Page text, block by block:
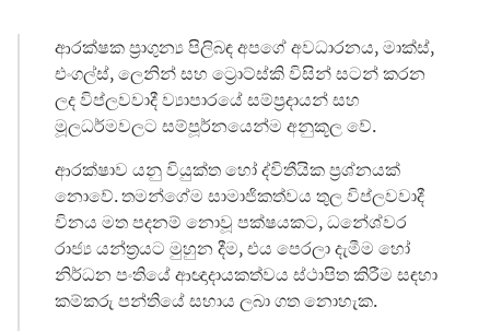
ආරක්ෂක ප්‍රාගුන්‍ය පිලිබඳ අපගේ අවධාරනය, මාක්ස්,
එංගල්ස්, ලෙනින් සහ ට්‍රොට්ස්කි විසින් සටන් කරන
ලද විප්ලවවාදී ව්‍යාපාරයේ සම්ප්‍රදායන් සහ
මූලධර්මවලට සම්පූර්නයෙන්ම අනුකූල වේ.
ආරක්ෂාව යනු වියුක්ත හෝ ද්විතීයික ප්‍රශ්නයක්
නොවේ. තමන්ගේම සාමාජිකත්වය තුල විප්ලවවාදී
විනය මත පදනම් නොවූ පක්ෂයකට, ධනේශ්වර
රාජ්‍ය යන්ත්‍රයට මුහුන දීම, එය පෙරලා දැමීම හෝ
නිර්ධන පංතියේ ආඥාදායකත්වය ස්ථාපිත කිරීම සඳහා
කම්කරු පන්තියේ සහාය ලබා ගත නොහැක.